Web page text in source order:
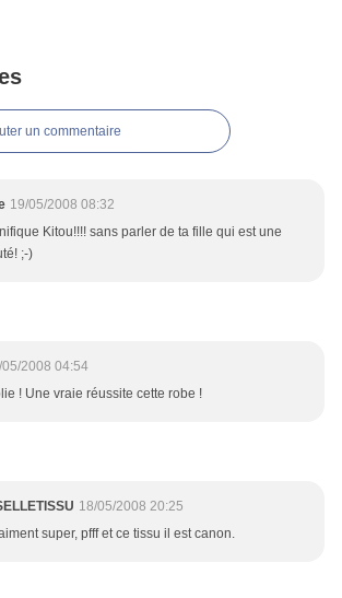
un commentaire
19/05/2008 08:32
Kitou!!!! sans parler de ta fille qui est une
;-)
05/2008 04:54
! Une vraie réussite cette robe !
18/05/2008 20:25
super, pfff et ce tissu il est canon.